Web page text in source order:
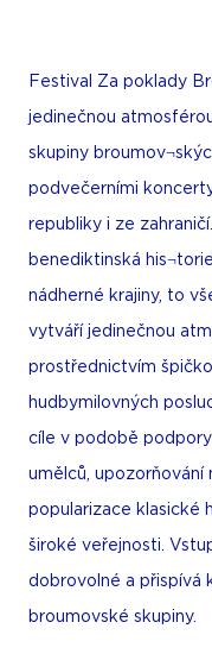
Festival Za poklady
jedinečnou
skupiny
podvečerními
republiky i ze
benediktinská
nádherné krajiny, to
vytváří jedinečnou
prostřednictvím
hudbymilovných
cíle v podobě
umělců, upozorňování
popularizace klasické
široké veřejnosti.
dobrovolné a přispívá
broumovské skupiny.